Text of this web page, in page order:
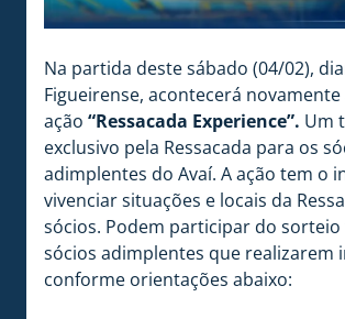
Na partida deste sábado (04/02),
Figueirense, acontecerá novamente
ação “Ressacada Experience”. Um
exclusivo pela Ressacada para os
adimplentes do Avaí. A ação tem o
vivenciar situações e locais da
sócios. Podem participar do
sócios adimplentes que realizarem
conforme orientações abaixo: